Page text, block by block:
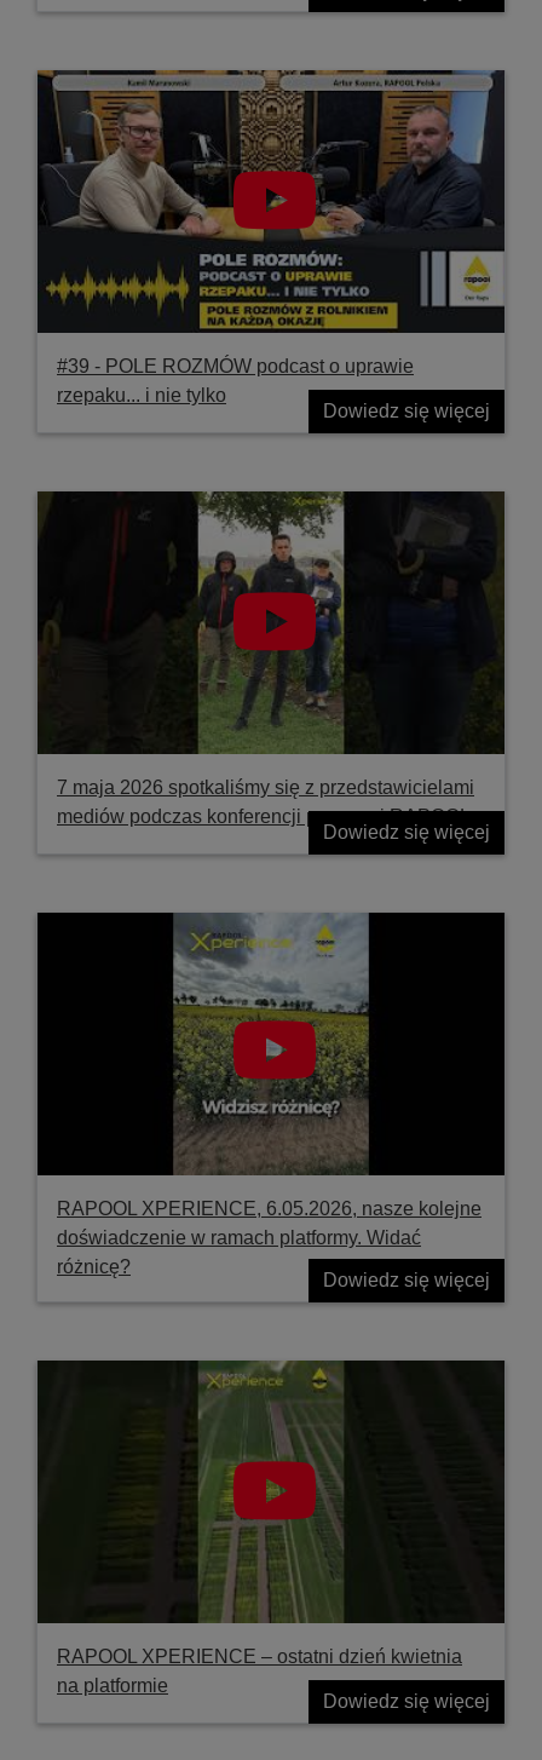
#39 ‐ POLE ROZMÓW podcast o uprawie
rzepaku... i nie tylko
Dowiedz się więcej
7 maja 2026 spotkaliśmy się z przedstawicielami
mediów podczas konferencji prasowej RAPOOL
Dowiedz się więcej
RAPOOL XPERIENCE, 6.05.2026, nasze kolejne
doświadczenie w ramach platformy. Widać
różnicę?
Dowiedz się więcej
RAPOOL XPERIENCE – ostatni dzień kwietnia
na platformie
Dowiedz się więcej